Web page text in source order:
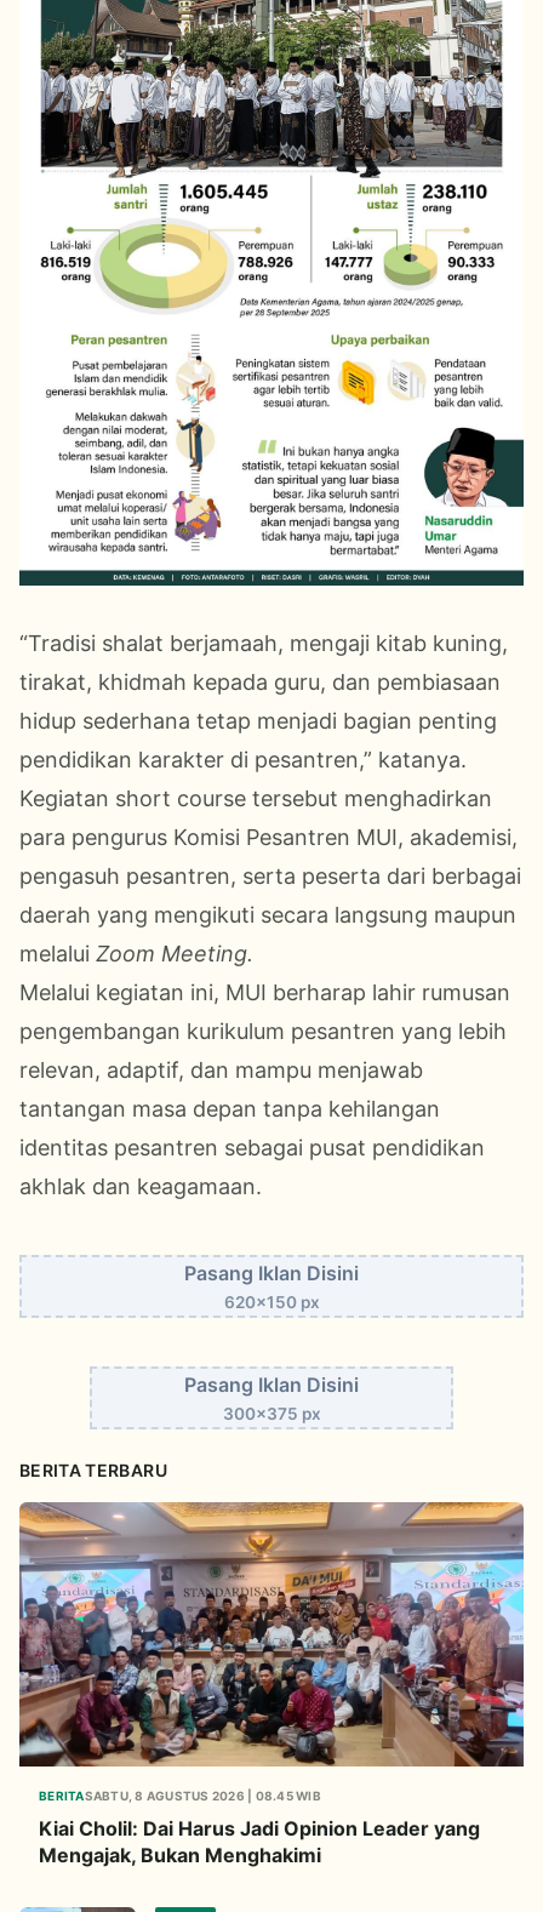
“Tradisi shalat berjamaah, mengaji kitab kuning,
tirakat, khidmah kepada guru, dan pembiasaan
hidup sederhana tetap menjadi bagian penting
pendidikan karakter di pesantren,” katanya.
Kegiatan short course tersebut menghadirkan
para pengurus Komisi Pesantren MUI, akademisi,
pengasuh pesantren, serta peserta dari berbagai
daerah yang mengikuti secara langsung maupun
melalui Zoom Meeting.
Melalui kegiatan ini, MUI berharap lahir rumusan
pengembangan kurikulum pesantren yang lebih
relevan, adaptif, dan mampu menjawab
tantangan masa depan tanpa kehilangan
identitas pesantren sebagai pusat pendidikan
akhlak dan keagamaan.
Pasang Iklan Disini
620x150 px
Pasang Iklan Disini
300x375 px
BERITA TERBARU
BERITASABTU, 8 AGUSTUS 2026 | 08.45 WIB
Kiai Cholil: Dai Harus Jadi Opinion Leader yang
Mengajak, Bukan Menghakimi